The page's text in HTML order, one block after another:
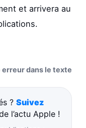
et arrivera au
erreur dans le texte
? Suivez
l’actu Apple !